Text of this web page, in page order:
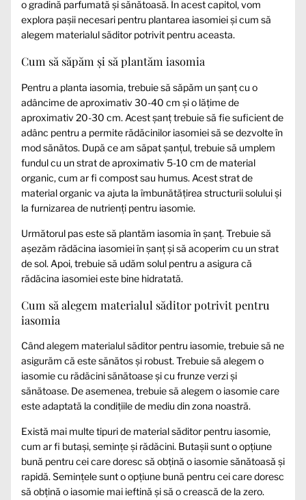
o gradină parfumată și sănătoasă. În acest capitol, vom
explora pașii necesari pentru plantarea iasomiei și cum să
alegem materialul săditor potrivit pentru aceasta.
Cum să săpăm și să plantăm iasomia
Pentru a planta iasomia, trebuie să săpăm un șanț cu o
adâncime de aproximativ 30-40 cm și o lățime de
aproximativ 20-30 cm. Acest șanț trebuie să fie suficient de
adânc pentru a permite rădăcinilor iasomiei să se dezvolte în
mod sănătos. După ce am săpat șanțul, trebuie să umplem
fundul cu un strat de aproximativ 5-10 cm de material
organic, cum ar fi compost sau humus. Acest strat de
material organic va ajuta la îmbunătățirea structurii solului și
la furnizarea de nutrienți pentru iasomie.
Următorul pas este să plantăm iasomia în șanț. Trebuie să
așezăm rădăcina iasomiei în șanț și să acoperim cu un strat
de sol. Apoi, trebuie să udăm solul pentru a asigura că
rădăcina iasomiei este bine hidratată.
Cum să alegem materialul săditor potrivit pentru
iasomia
Când alegem materialul săditor pentru iasomie, trebuie să ne
asigurăm că este sănătos și robust. Trebuie să alegem o
iasomie cu rădăcini sănătoase și cu frunze verzi și
sănătoase. De asemenea, trebuie să alegem o iasomie care
este adaptată la condițiile de mediu din zona noastră.
Există mai multe tipuri de material săditor pentru iasomie,
cum ar fi butași, semințe și rădăcini. Butașii sunt o opțiune
bună pentru cei care doresc să obțină o iasomie sănătoasă și
rapidă. Semințele sunt o opțiune bună pentru cei care doresc
să obțină o iasomie mai ieftină și să o crească de la zero.